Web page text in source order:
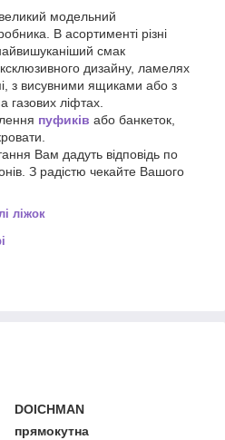
модельний
В асортименті різні
смак
дизайну, ламелях
з висувними ящиками або з
газових ліфтах.
пуфиків або банкеток,
Вам дадуть відповідь по
З радістю чекайте Вашого
ліжок
DOICHMAN
прямокутна